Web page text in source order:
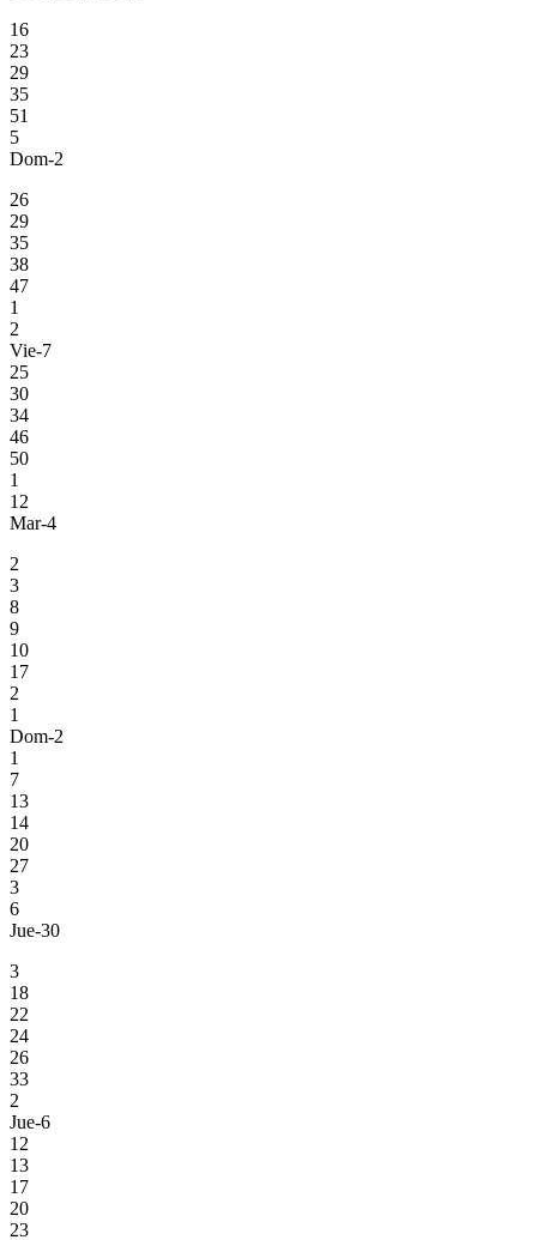
16
23
29
35
51
5
Dom-2
26
29
35
38
47
1
2
Vie-7
25
30
34
46
50
1
12
Mar-4
2
3
8
9
10
17
2
1
Dom-2
1
7
13
14
20
27
3
6
Jue-30
3
18
22
24
26
33
2
Jue-6
12
13
17
20
23